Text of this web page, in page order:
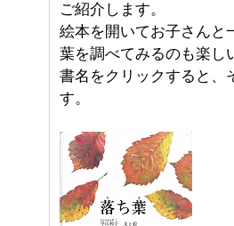
ご紹介します。
絵本を開いてお子さんと
葉を調べてみるのも楽し
書名をクリックすると、
す。